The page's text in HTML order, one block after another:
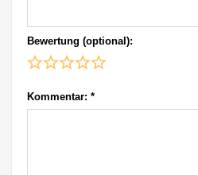
Bewertung (optional):
Kommentar: *